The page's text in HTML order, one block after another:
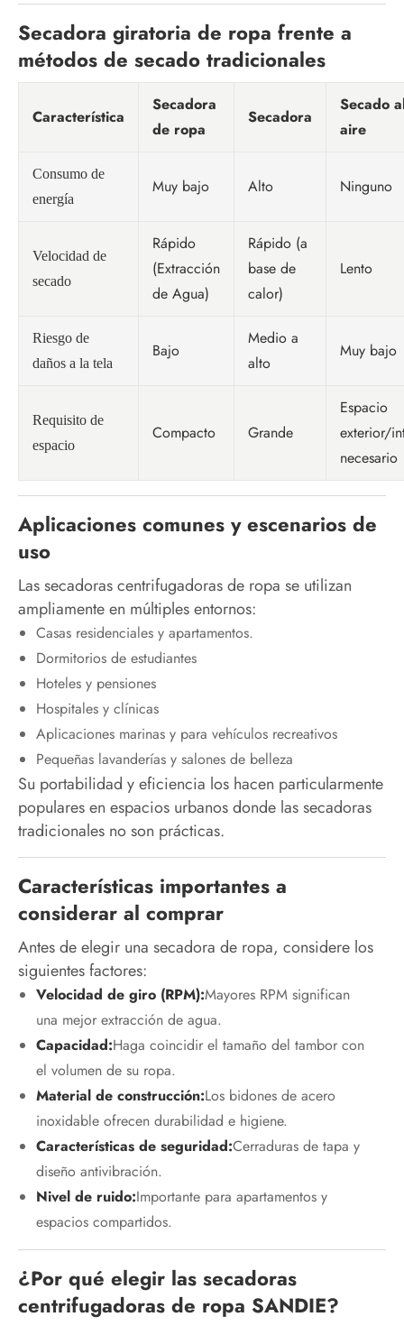
Secadora giratoria de ropa frente a
métodos de secado tradicionales
Característica
Secadora
de ropa
Secadora
Secado
aire
Consumo de
energía
Muy bajo Alto Ninguno
Velocidad de
secado
Rápido
(Extracción
de Agua)
Rápido (a
base de
calor)
Lento
Riesgo de
daños a la tela
Bajo
Medio a
alto
Muy bajo
Requisito de
espacio
Compacto Grande
Espacio
exterior/
necesario
Aplicaciones comunes y escenarios de
uso
Las secadoras centrifugadoras de ropa se utilizan
ampliamente en múltiples entornos:
Casas residenciales y apartamentos.
Dormitorios de estudiantes
Hoteles y pensiones
Hospitales y clínicas
Aplicaciones marinas y para vehículos recreativos
Pequeñas lavanderías y salones de belleza
Su portabilidad y eficiencia los hacen particularmente
populares en espacios urbanos donde las secadoras
tradicionales no son prácticas.
Características importantes a
considerar al comprar
Antes de elegir una secadora de ropa, considere los
siguientes factores:
Velocidad de giro (RPM):Mayores RPM significan
una mejor extracción de agua.
Capacidad:Haga coincidir el tamaño del tambor con
el volumen de su ropa.
Material de construcción:Los bidones de acero
inoxidable ofrecen durabilidad e higiene.
Características de seguridad:Cerraduras de tapa y
diseño antivibración.
Nivel de ruido:Importante para apartamentos y
espacios compartidos.
¿Por qué elegir las secadoras
centrifugadoras de ropa SANDIE?